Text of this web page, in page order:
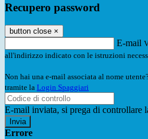
Recupero password
button close ×
E-mail
all'indirizzo indicato con le istruzioni
Non hai una e-mail associata al nome
tramite la Login Spaggiari
E-mail inviata, si prega di controllare
Errore